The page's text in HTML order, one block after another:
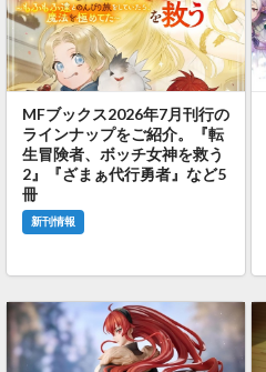
MFブックス2026年7月刊行の
ラインナップをご紹介。『転
生冒険者、ボッチ女神を救う
2』『ざまぁ代行勇者』など5
冊
新刊情報